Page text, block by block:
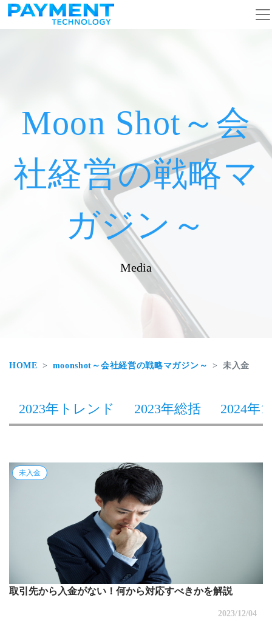
コンテンツへスキップ
メインナビゲーション
Moon Shot～会
社経営の戦略マ
ガジン～
Media
HOME moonshot～会社経営の戦略マガジン～ 未入金
2023年トレンド 2023年総括 2024年1
未入金
取引先から入金がない！何から対応すべきかを解説
2023/12/04